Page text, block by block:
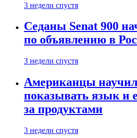
3 недели спустя
Седаны Senat 900
по объявлению в
3 недели спустя
Американцы
показывать язык и
за продуктами
3 недели спустя